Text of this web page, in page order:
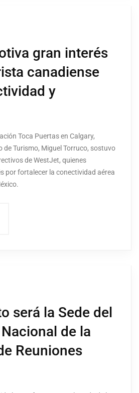
gran interés
canadiense
y
Toca Puertas en Calgary,
de Turismo, Miguel Torruco, sostuvo
de WestJet, quienes
por fortalecer la conectividad aérea
será la Sede del
de la
Reuniones